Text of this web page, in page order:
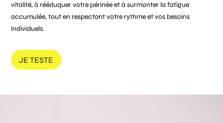
vitalité, à rééduquer votre périnée et à surmonter la fatigue
accumulée, tout en respectant votre rythme et vos besoins
individuels.
JE TESTE